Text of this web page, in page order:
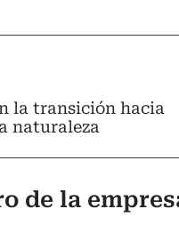
la transición hacia
naturaleza
de la